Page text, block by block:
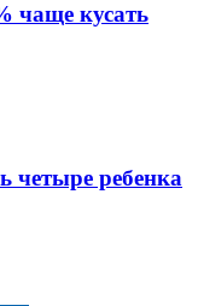
чаще кусать
четыре ребенка